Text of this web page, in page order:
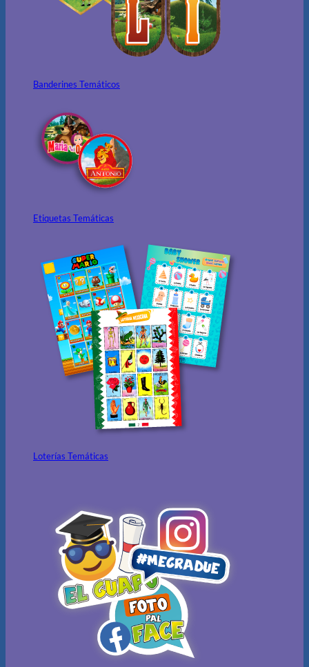
Banderines Temáticos
Etiquetas Temáticas
Loterías Temáticas